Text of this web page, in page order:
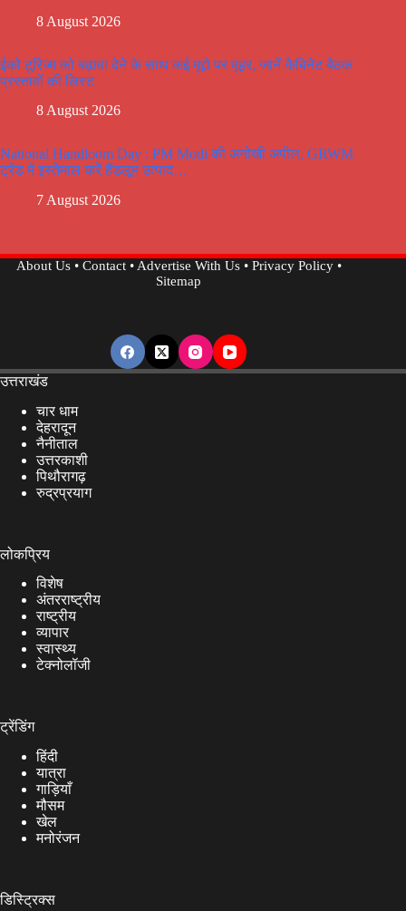
8 August 2026
ईको टूरिज्म को बढ़ावा देने के साथ कई मूद्दो पर मूहर, जानें कैबिनेट बैठक
प्रस्तावों की लिस्ट
8 August 2026
National Handloom Day : PM Modi की अनोखी अपील, GRWM
ट्रेंड में इस्तेमाल करें हैंडलूम उत्पाद…
7 August 2026
About Us• Contact•Advertise With Us• Privacy Policy•
Sitemap
उत्तराखंड
चार धाम
देहरादून
नैनीताल
उत्तरकाशी
पिथौरागढ़
रुद्रप्रयाग
लोकप्रिय
विशेष
अंतरराष्ट्रीय
राष्ट्रीय
व्यापार
स्वास्थ्य
टेक्नोलॉजी
ट्रेंडिंग
हिंदी
यात्रा
गाड़ियाँ
मौसम
खेल
मनोरंजन
डिस्ट्रिक्स